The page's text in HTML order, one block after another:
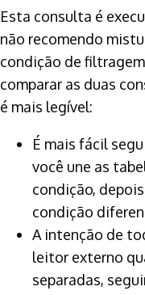
Esta consulta é
não recomendo
condição de
comparar as duas
é mais legível:
É mais fácil
você une as
condição,
condição
A intenção de
leitor externo
separadas,